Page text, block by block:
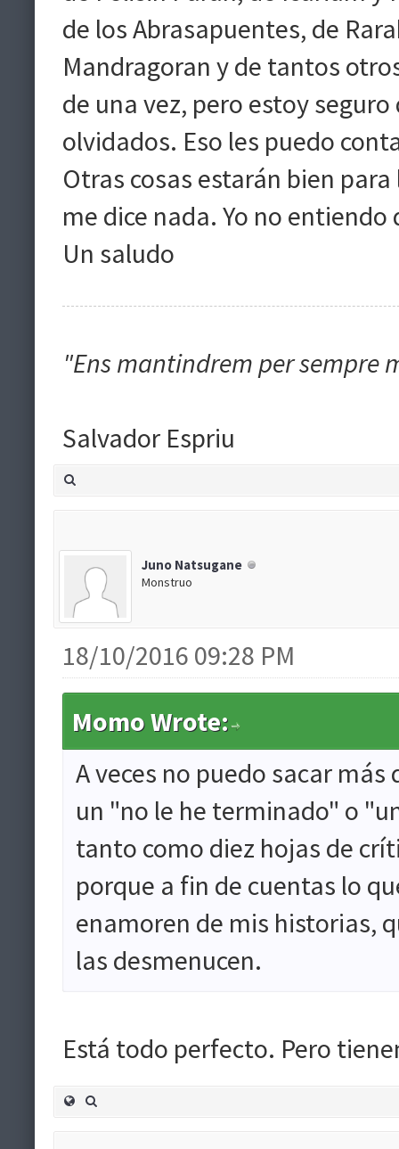
de los Abrasapuentes, de
Mandragoran y de tantos
de una vez, pero estoy
olvidados. Eso les puedo
Otras cosas estarán bien
me dice nada. Yo no entiendo
Un saludo
"Ens mantindrem per sempre
Salvador Espriu
Juno Natsugane
Monstruo
18/10/2016 09:28 PM
Momo Wrote:
A veces no puedo sacar
un "no le he terminado" o
tanto como diez hojas de
porque a fin de cuentas lo
enamoren de mis historias,
las desmenucen.
Está todo perfecto. Pero